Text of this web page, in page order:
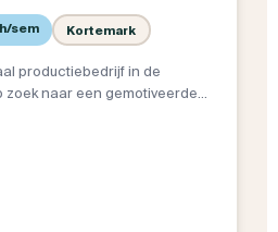
sem Kortemark
productiebedrijf in de
zoek naar een gemotiveerde